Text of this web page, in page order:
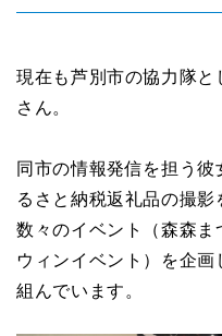
現在も芦別市の協力隊
さん。
同市の情報発信を担う
るさと納税返礼品の撮
数々のイベント（森森ま
ウィンイベント）を企画
組んでいます。